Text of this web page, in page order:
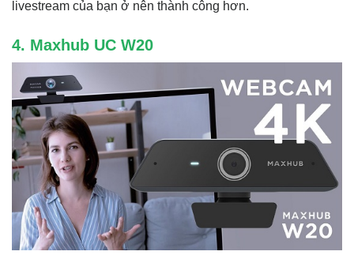
livestream của bạn ở nên thành công hơn.
4. Maxhub UC W20